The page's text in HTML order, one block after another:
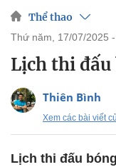
Thể thao
thứ năm, 17/07/2025
Lịch thi đấu
Thiên Bình
Xem các bài viết
Lịch thi đấu